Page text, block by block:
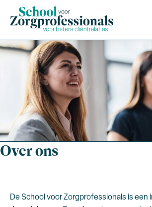
Over ons
De School voor Zorgprofessionals is een